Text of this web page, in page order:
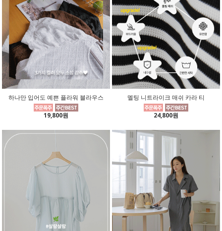
하나만 입어도 예쁜 플라워 블라우스
19,800원
멜팅 니트라이크 매쉬 카라 티
24,800원